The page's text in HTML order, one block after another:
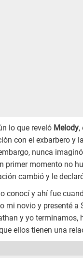
lo que reveló Melody,
con el exbarbero y
nunca
primer momento no
cambió y le
conocí y ahí fue
mi novio y presenté a
y yo terminamos,
ellos tienen una